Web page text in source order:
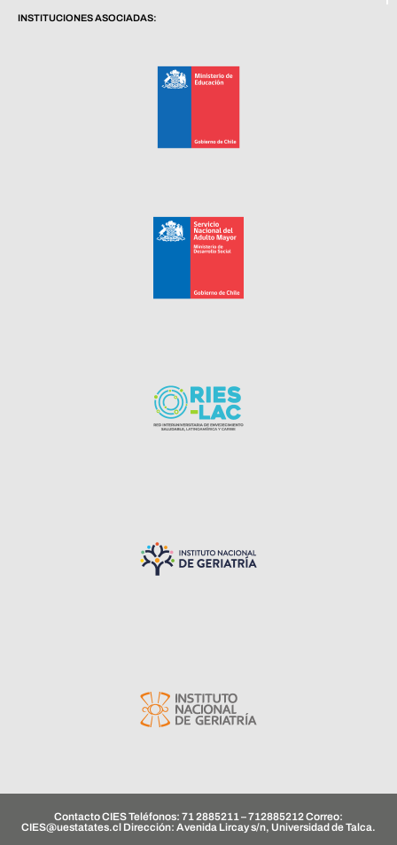
INSTITUCIONES ASOCIADAS:
Contacto CIES Teléfonos: 71 2885211 – 712885212 Correo:
CIES@uestatates.cl Dirección: Avenida Lircay s/n, Universidad de Talca.